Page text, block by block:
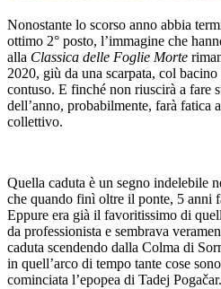
Nonostante lo scorso anno abbia
ottimo 2° posto, l’immagine che
alla Classica delle Foglie Morte
2020, giù da una scarpata, col
contuso. E finché non riuscirà a fare
dell’anno, probabilmente, farà fatica
collettivo.
Quella caduta è un segno indelebile
che quando finì oltre il ponte, 5 anni
Eppure era già il favoritissimo di
da professionista e sembrava
caduta scendendo dalla Colma di
in quell’arco di tempo tante cose
cominciata l’epopea di Tadej Pogačar.